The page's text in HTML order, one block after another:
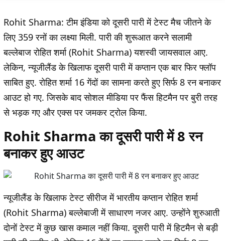
Rohit Sharma: टीम इंडिया को दूसरी पारी में टेस्ट मैच जीतने के
लिए 359 रनों का लक्ष्या मिली. पारी की शुरूआत करने सलामी
बल्लेबाज रोहित शर्मा (Rohit Sharma) यशस्वी जायसवाल आए.
लेकिन, न्यूजीलैंड के खिलाफ दूसरी पारी में कप्तान एक बार फिर फ्लॉप
साबित हुए. रोहित शर्मा 16 गेंदों का सामना करते हुए सिर्फ 8 रन बनाकर
आउट हो गए. जिसके बाद सोशल मीडिया पर फैंस हिटमैन पर बुरी तरह
से भड़क गए और एक्स पर जमकर ट्रोल किया.
Rohit Sharma का दूसरी पारी में 8 रन
बनाकर हुए आउट
न्यूजीलैंड के खिलाफ टेस्ट सीरीज में भारतीय कप्तान रोहित शर्मा
(Rohit Sharma) बल्लेबाजी में साधारण नजर आए. उन्होंने शुरुआती
दोनों टेस्ट में कुछ खास कमाल नहीं किया. दूसरी पारी में हिटमैन से बड़ी